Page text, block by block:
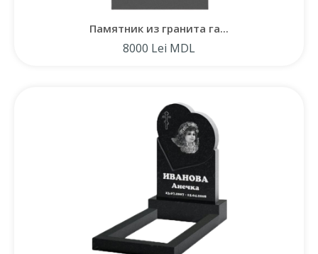
Памятник из гранита га...
8000 Lei MDL